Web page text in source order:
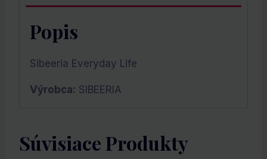
Popis
Sibeeria Everyday Life
Výrobca: SIBEERIA
Súvisiace Produkty